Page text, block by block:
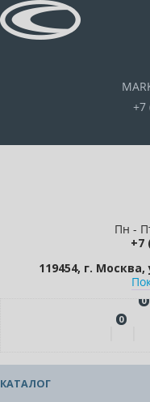
+7
Пн -
+7
119454, г.
0
0
КАТАЛОГ